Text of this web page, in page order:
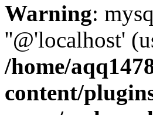
Warning:
''@'localhost'
/home/
content/